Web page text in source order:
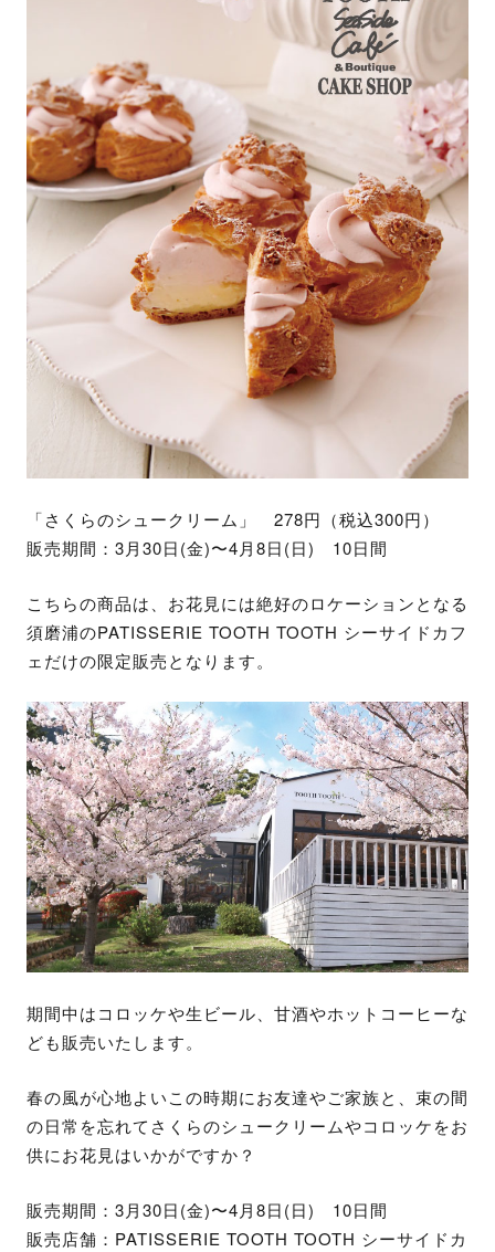
「さくらのシュークリーム」 278円（税込300円）
販売期間：3月30日(金)〜4月8日(日) 10日間
こちらの商品は、お花見には絶好のロケーションとなる
須磨浦のPATISSERIE TOOTH TOOTH シーサイドカフ
ェだけの限定販売となります。
期間中はコロッケや生ビール、甘酒やホットコーヒーな
ども販売いたします。
春の風が心地よいこの時期にお友達やご家族と、束の間
の日常を忘れてさくらのシュークリームやコロッケをお
供にお花見はいかがですか？
販売期間：3月30日(金)〜4月8日(日) 10日間
販売店舗：PATISSERIE TOOTH TOOTH シーサイドカ